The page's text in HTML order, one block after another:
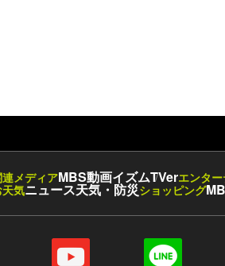
メディアMBS動画イズムTVerエンタ
気ニュース天気・防災ショッピング